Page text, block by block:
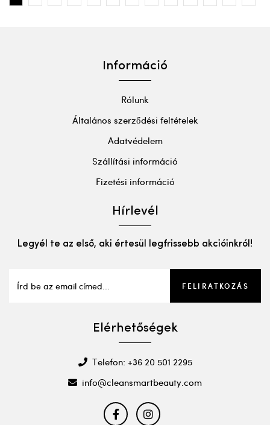
Információ
Rólunk
Általános szerződési feltételek
Adatvédelem
Szállítási információ
Fizetési információ
Hírlevél
Legyél te az első, aki értesül legfrissebb akcióinkról!
FELIRATKOZÁS
Elérhetőségek
Telefon: +36 20 501 2295
info@cleansmartbeauty.com